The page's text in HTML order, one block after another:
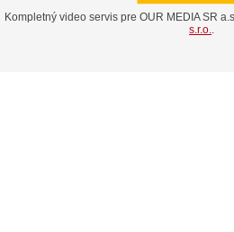
Kompletný video servis pre OUR MEDIA SR
s.r.o.